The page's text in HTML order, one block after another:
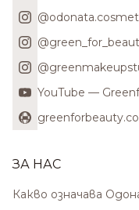
YouTube —
ЗА НАС
Какво означава